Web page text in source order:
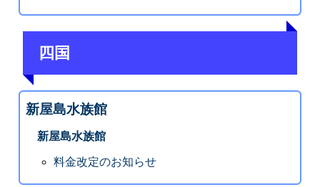
四国
新屋島水族館
新屋島水族館
料金改定のお知らせ